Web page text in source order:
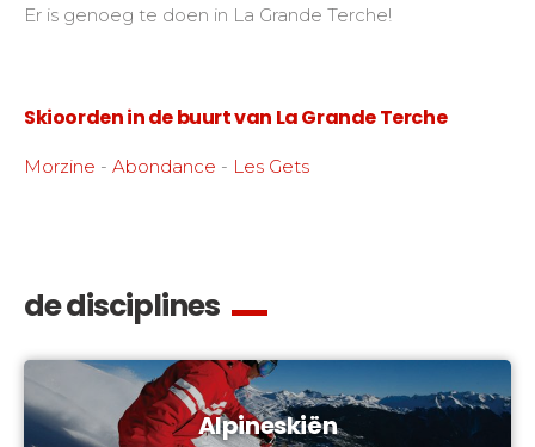
Er is genoeg te doen in La Grande Terche!
Skioorden in de buurt van La Grande Terche
Morzine - Abondance - Les Gets
de disciplines
Alpineskiën